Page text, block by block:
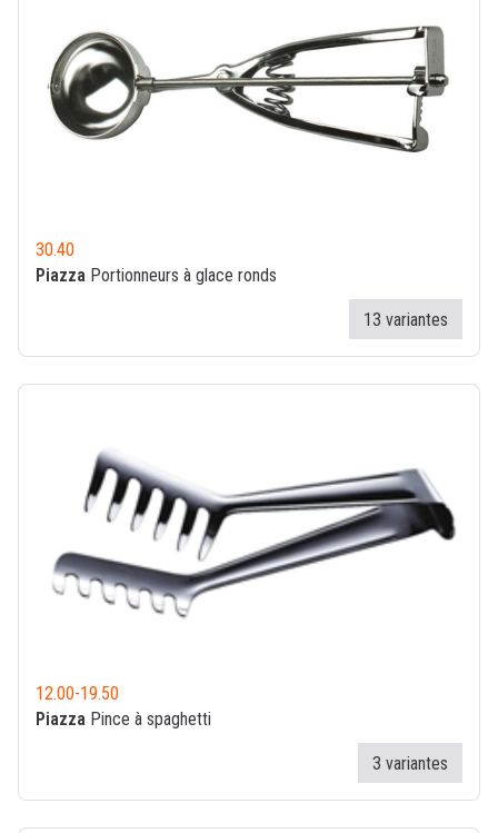
30.40
Piazza Portionneurs à glace ronds
13 variantes
12.00-19.50
Piazza Pince à spaghetti
3 variantes